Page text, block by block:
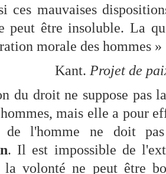
ces mauvaises
peut être insoluble. La
morale des hommes »
Projet de
du droit ne suppose pas
mais elle a pour
de l'homme ne doit
. Il est impossible de
la volonté ne peut être